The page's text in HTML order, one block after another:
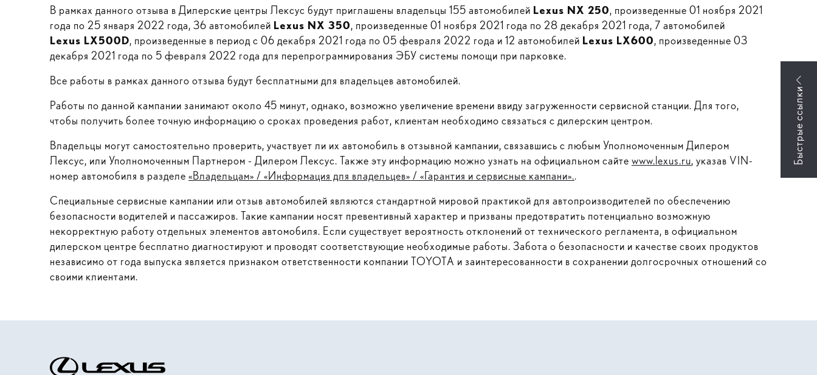
В рамках данного отзыва в Дилерские центры Лексус будут приглашены владельцы 155 автомобилей Lexus NX 250, произведенные 01 ноября 2021
года по 25 января 2022 года, 36 автомобилей Lexus NX 350, произведенные 01 ноября 2021 года по 28 декабря 2021 года, 7 автомобилей
Lexus LX500D, произведенные в период с 06 декабря 2021 года по 05 февраля 2022 года и 12 автомобилей Lexus LX600, произведенные 03
декабря 2021 года по 5 февраля 2022 года для перепрограммирования ЭБУ системы помощи при парковке.
Все работы в рамках данного отзыва будут бесплатными для владельцев автомобилей.
Работы по данной кампании занимают около 45 минут, однако, возможно увеличение времени ввиду загруженности сервисной станции. Для того,
чтобы получить более точную информацию о сроках проведения работ, клиентам необходимо связаться с дилерским центром.
Владельцы могут самостоятельно проверить, участвует ли их автомобиль в отзывной кампании, связавшись с любым Уполномоченным Дилером
Лексус, или Уполномоченным Партнером - Дилером Лексус. Также эту информацию можно узнать на официальном сайте www.lexus.ru, указав VIN-
номер автомобиля в разделе «Владельцам» / «Информация для владельцев» / «Гарантия и сервисные кампани»..
Специальные сервисные кампании или отзыв автомобилей являются стандартной мировой практикой для автопроизводителей по обеспечению
безопасности водителей и пассажиров. Такие кампании носят превентивный характер и призваны предотвратить потенциально возможную
некорректную работу отдельных элементов автомобиля. Если существует вероятность отклонений от технического регламента, в официальном
дилерском центре бесплатно диагностируют и проводят соответствующие необходимые работы. Забота о безопасности и качестве своих продуктов
независимо от года выпуска является признаком ответственности компании TOYOTA и заинтересованности в сохранении долгосрочных отношений со
своими клиентами.